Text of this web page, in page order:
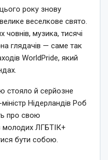
року знову
веселкове свято.
музика, тисячі
глядачів — саме так
WorldPride, який
стояло й серйозне
Нідерландів Роб
про свою
молодих ЛГБТІК+
бути собою.